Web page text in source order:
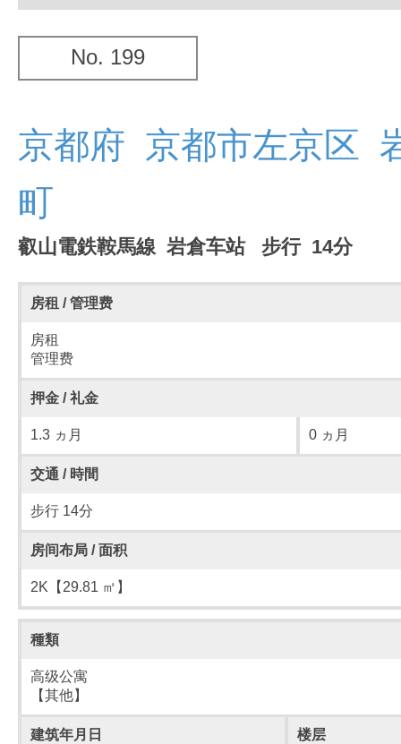
No. 199
京都府 京都市左京区
町
叡山電鉄鞍馬線 岩倉车站 步行 14分
房租 / 管理费
房租
管理费
押金 / 礼金
1.3 ヵ月 0 ヵ月
交通 / 時間
步行 14分
房间布局 / 面积
2K【29.81 ㎡】
種類
高级公寓
【其他】
建筑年月日 楼层